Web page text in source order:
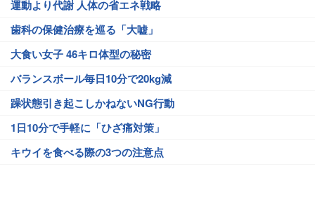
運動より代謝 人体の省エネ戦略
歯科の保健治療を巡る「大嘘」
大食い女子 46キロ体型の秘密
バランスボール毎日10分で20kg減
躁状態引き起こしかねないNG行動
1日10分で手軽に「ひざ痛対策」
キウイを食べる際の3つの注意点